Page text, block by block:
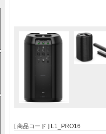
[ 商品コード ] L1_PRO16